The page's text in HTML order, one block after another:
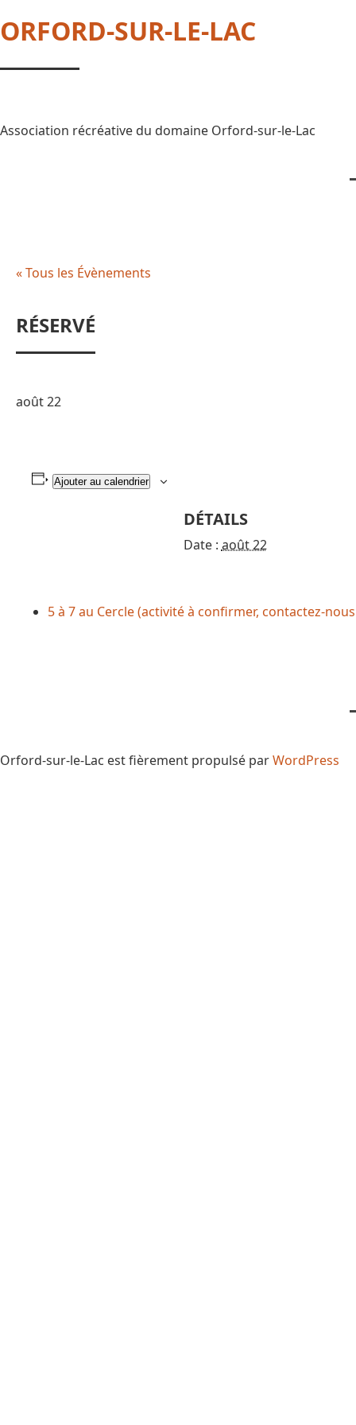
ORFORD-SUR-LE-LAC
Association récréative du domaine Orford-sur-le-Lac
« Tous les Évènements
RÉSERVÉ
août 22
Ajouter au calendrier
DÉTAILS
Date : août 22
5 à 7 au Cercle (activité à confirmer, contactez-
Orford-sur-le-Lac est fièrement propulsé parWordPress